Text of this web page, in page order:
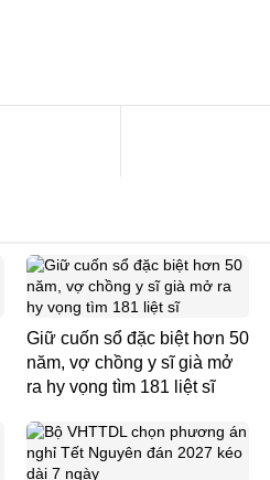
Giữ cuốn sổ đặc biệt hơn 50
năm, vợ chồng y sĩ già mở
ra hy vọng tìm 181 liệt sĩ